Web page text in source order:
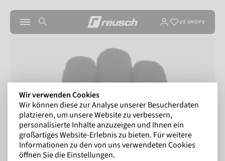
US SHOPS
Wir verwenden Cookies
Wir können diese zur Analyse unserer Besucherdaten
platzieren, um unsere Website zu verbessern,
personalisierte Inhalte anzuzeigen und Ihnen ein
großartiges Website-Erlebnis zu bieten. Für weitere
Informationen zu den von uns verwendeten Cookies
öffnen Sie die Einstellungen.